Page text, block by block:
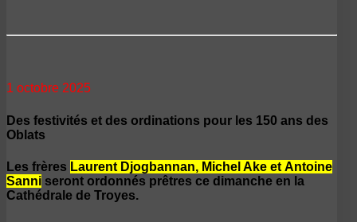
1 octobre 2025
Des festivités et des ordinations pour les 150 ans des
Oblats
Les frères Laurent Djogbannan, Michel Ake et Antoine
Sanni seront ordonnés prêtres ce dimanche en la
Cathédrale de Troyes.